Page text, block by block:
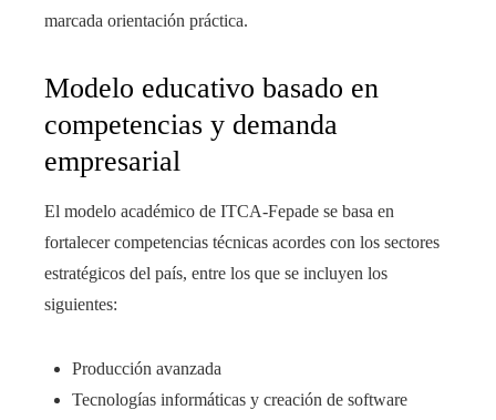
marcada orientación práctica.
Modelo educativo basado en
competencias y demanda
empresarial
El modelo académico de ITCA-Fepade se basa en
fortalecer competencias técnicas acordes con los sectores
estratégicos del país, entre los que se incluyen los
siguientes:
Producción avanzada
Tecnologías informáticas y creación de software